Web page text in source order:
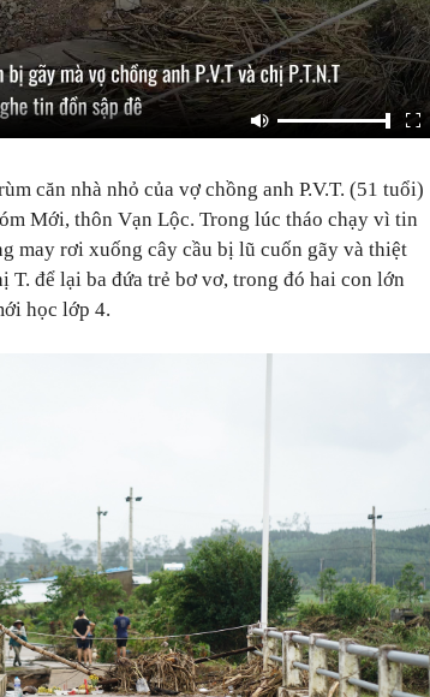
căn nhà nhỏ của vợ chồng anh P.V.T. (51 tuổi)
Mới, thôn Vạn Lộc. Trong lúc tháo chạy vì tin
may rơi xuống cây cầu bị lũ cuốn gãy và thiệt
T. để lại ba đứa trẻ bơ vơ, trong đó hai con lớn
học lớp 4.